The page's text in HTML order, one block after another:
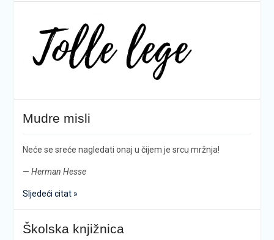
Mudre misli
Neće se sreće nagledati onaj u čijem je srcu mržnja!
— Herman Hesse
Sljedeći citat »
Školska knjižnica